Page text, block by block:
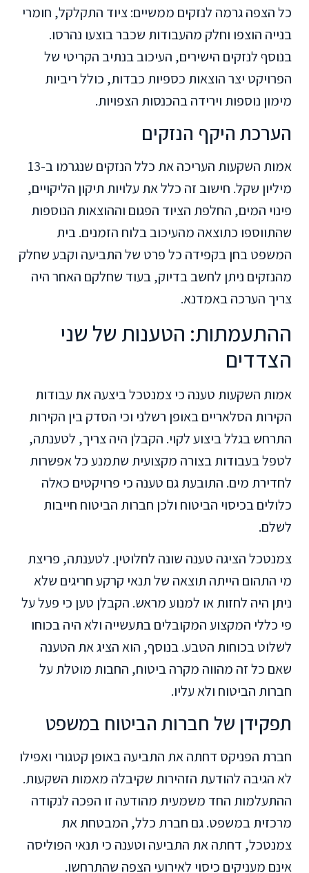
כל הצפה גרמה לנזקים ממשיים: ציוד התקלקל, חומרי
בנייה הוצפו וחלק מהעבודות שכבר בוצעו נהרסו.
בנוסף לנזקים הישירים, העיכוב בנתיב הקריטי של
הפרויקט יצר הוצאות כספיות כבדות, כולל ריביות
מימון נוספות וירידה בהכנסות הצפויות.
הערכת היקף הנזקים
אמות השקעות העריכה את כלל הנזקים שנגרמו ב-13
מיליון שקל. חישוב זה כלל את עלויות תיקון הליקויים,
פינוי המים, החלפת הציוד הפגום וההוצאות הנוספות
שהתווספו כתוצאה מהעיכוב בלוח הזמנים. בית
המשפט בחן בקפידה כל פרט של התביעה וקבע שחלק
מהנזקים ניתן לחשב בדיוק, בעוד שחלקם האחר היה
צריך הערכה באמדנא.
ההתעמתות: הטענות של שני
הצדדים
אמות השקעות טענה כי צמנטכל ביצעה את עבודות
הקירות הסלאריים באופן רשלני וכי הסדק בין הקירות
התרחש בגלל ביצוע לקוי. הקבלן היה צריך, לטענתה,
לטפל בעבודות בצורה מקצועית שתמנע כל אפשרות
לחדירת מים. התובעת גם טענה כי פרויקטים כאלה
כלולים בכיסוי הביטוח ולכן חברות הביטוח חייבות
לשלם.
צמנטכל הציגה טענה שונה לחלוטין. לטענתה, פריצת
מי התהום הייתה תוצאה של תנאי קרקע חריגים שלא
ניתן היה לחזות או למנוע מראש. הקבלן טען כי פעל על
פי כללי המקצוע המקובלים בתעשייה ולא היה בכוחו
לשלוט בכוחות הטבע. בנוסף, הוא הציג את הטענה
שאם כל זה מהווה מקרה ביטוח, החבות מוטלת על
חברות הביטוח ולא עליו.
תפקידן של חברות הביטוח במשפט
חברת הפניקס דחתה את התביעה באופן קטגורי ואפילו
לא הגיבה להודעת הזהירות שקיבלה מאמות השקעות.
ההתעלמות החד משמעית מהודעה זו הפכה לנקודה
מרכזית במשפט. גם חברת כלל, המבטחת את
צמנטכל, דחתה את התביעה וטענה כי תנאי הפוליסה
אינם מעניקים כיסוי לאירועי הצפה שהתרחשו.